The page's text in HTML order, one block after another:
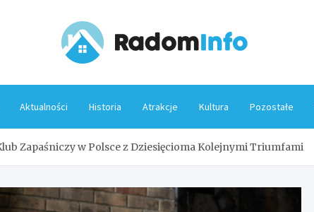
Aktualności Historia Atrakcje Kultura Pozostałe
Zapaśniczy w Polsce z Dziesięcioma Kolejnymi Triumfami